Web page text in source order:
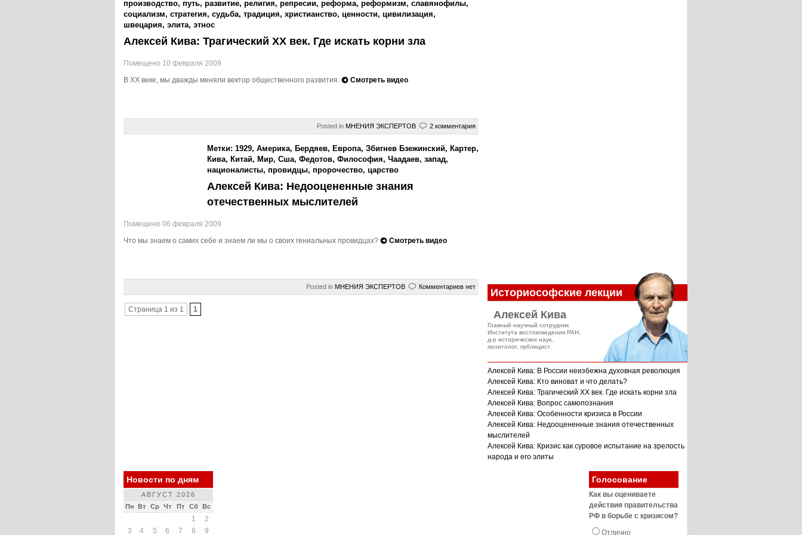
производство, путь, развитие, религия, репресии, реформа, реформизм, славянофилы,
социализм, стратегия, судьба, традиция, христианство, ценности, цивилизация,
швецария, элита, этнос
Алексей Кива: Трагический XX век. Где искать корни зла
Помещено 10 февраля 2009
В XX веке, мы дважды меняли вектор общественного развития.
Смотреть видео
Posted in МНЕНИЯ ЭКСПЕРТОВ 2 комментария
Метки: 1929, Америка, Бердяев, Европа, Збигнев Бзежинский, Картер,
Кива, Китай, Мир, Сша, Федотов, Философия, Чаадаев, запад,
националисты, провидцы, пророчество, царство
Алексей Кива: Недооцененные знания
отечественных мыслителей
Помещено 06 февраля 2009
Что мы знаем о самих себе и знаем ли мы о своих гениальных провидцах?
Смотреть видео
Posted in МНЕНИЯ ЭКСПЕРТОВ Комментариев нет
Страница 1 из 1 1
Историософские лекции
Алексей Кива
Главный научный сотрудник
Института востоковедения РАН,
д-р исторических наук,
политолог, публицист.
Алексей Кива: В России неизбежна духовная революция
Алексей Кива: Кто виноват и что делать?
Алексей Кива: Трагический XX век. Где искать корни зла
Алексей Кива: Вопрос самопознания
Алексей Кива: Особенности кризиса в России
Алексей Кива: Недооцененные знания отечественных
мыслителей
Алексей Кива: Кризис как суровое испытание на зрелость
народа и его элиты
Новости по дням
АВГУСТ 2026
Пн Вт Ср Чт Пт Сб Вс
1
2
3
4 5 6 7 8 9
Голосование
Как вы оцениваете
действия правительства
РФ в борьбе с кризисом?
Отлично